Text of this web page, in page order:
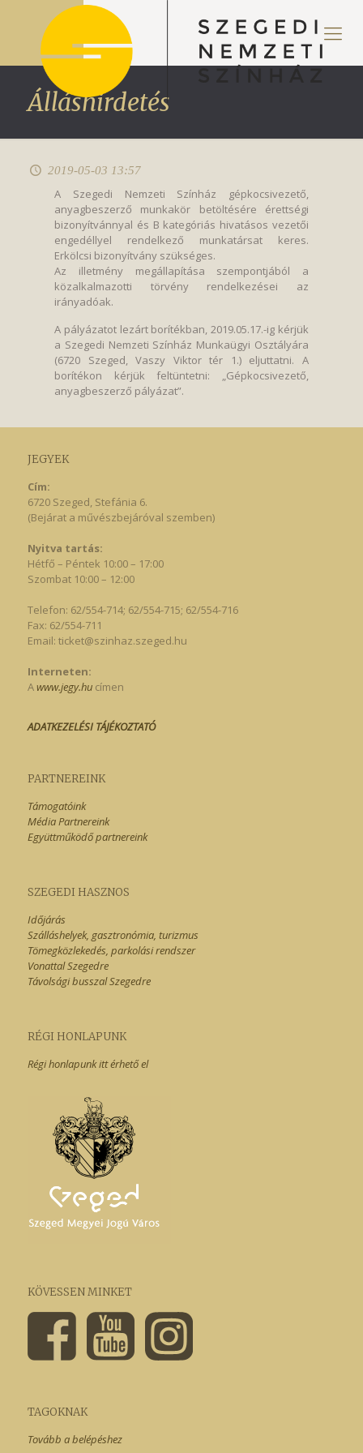
Álláshirdetés
2019-05-03 13:57
A Szegedi Nemzeti Színház gépkocsivezető,
anyagbeszerző munkakör betöltésére érettségi
bizonyítvánnyal és B kategóriás hivatásos vezetői
engedéllyel rendelkező munkatársat keres.
Erkölcsi bizonyítvány szükséges.
Az illetmény megállapítása szempontjából a
közalkalmazotti törvény rendelkezései az
irányadóak.
A pályázatot lezárt borítékban, 2019.05.17.-ig kérjük
a Szegedi Nemzeti Színház Munkaügyi Osztályára
(6720 Szeged, Vaszy Viktor tér 1.) eljuttatni. A
borítékon kérjük feltüntetni: „Gépkocsivezető,
anyagbeszerző pályázat”.
JEGYEK
Cím:
6720 Szeged, Stefánia 6.
(Bejárat a művészbejáróval szemben)
Nyitva tartás:
Hétfő – Péntek 10:00 – 17:00
Szombat 10:00 – 12:00
Telefon: 62/554-714; 62/554-715; 62/554-716
Fax: 62/554-711
Email: ticket@szinhaz.szeged.hu
Interneten:
Awww.jegy.hucímen
ADATKEZELÉSI TÁJÉKOZTATÓ
PARTNEREINK
Támogatóink
Média Partnereink
Együttműködő partnereink
SZEGEDI HASZNOS
Időjárás
Szálláshelyek, gasztronómia, turizmus
Tömegközlekedés, parkolási rendszer
Vonattal Szegedre
Távolsági busszal Szegedre
RÉGI HONLAPUNK
Régi honlapunk itt érhető el
KÖVESSEN MINKET
TAGOKNAK
Tovább a belépéshez